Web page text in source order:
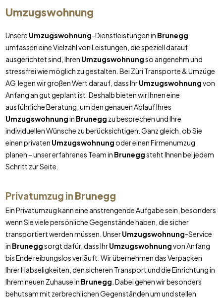
Umzugswohnung
Unsere Umzugswohnung-Dienstleistungen in Brunegg
umfassen eine Vielzahl von Leistungen, die speziell darauf
ausgerichtet sind, Ihren Umzugswohnungso angenehm und
stressfrei wie möglich zu gestalten. Bei Züri Transporte & Umzüge
AG legen wir großen Wert darauf, dass IhrUmzugswohnungvon
Anfang an gut geplant ist. Deshalb bieten wir Ihnen eine
ausführliche Beratung, um den genauen Ablauf Ihres
Umzugswohnungin Brunegg zu besprechen und Ihre
individuellen Wünsche zu berücksichtigen. Ganz gleich, ob Sie
einen privaten Umzugswohnungoder einen Firmenumzug
planen – unser erfahrenes Team in Bruneggsteht Ihnen bei jedem
Schritt zur Seite.
Privatumzug in Brunegg
Ein Privatumzug kann eine anstrengende Aufgabe sein, besonders
wenn Sie viele persönliche Gegenstände haben, die sicher
transportiert werden müssen. UnserUmzugswohnung-Service
in Bruneggsorgt dafür, dass IhrUmzugswohnungvon Anfang
bis Ende reibungslos verläuft. Wir übernehmen das Verpacken
Ihrer Habseligkeiten, den sicheren Transport und die Einrichtung in
Ihrem neuen Zuhause in Brunegg . Dabei gehen wir besonders
behutsam mit zerbrechlichen Gegenständen um und stellen